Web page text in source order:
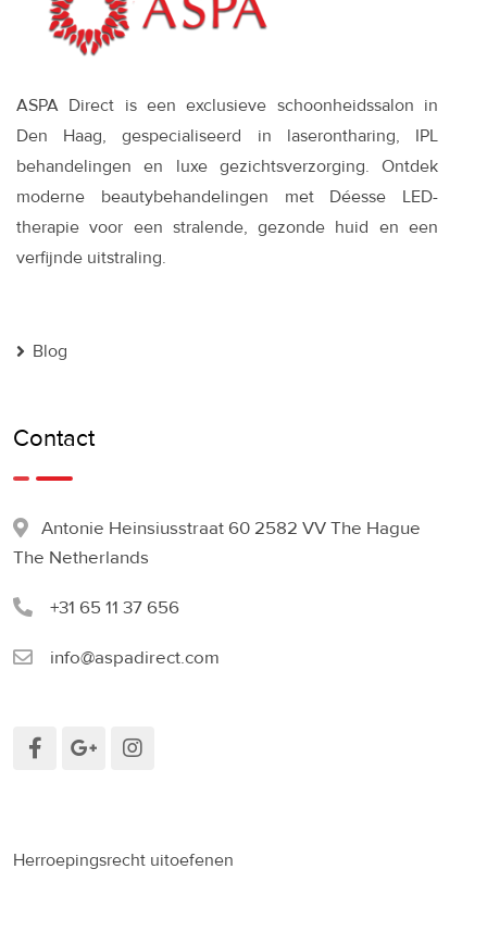
ASPA Direct is een exclusieve schoonheidssalon in
Den Haag, gespecialiseerd in laserontharing, IPL
behandelingen en luxe gezichtsverzorging. Ontdek
moderne beautybehandelingen met Déesse LED-
therapie voor een stralende, gezonde huid en een
verfijnde uitstraling.
Blog
Contact
Antonie Heinsiusstraat 60 2582 VV The Hague
The Netherlands
+31 65 11 37 656
info@aspadirect.com
Herroepingsrecht uitoefenen